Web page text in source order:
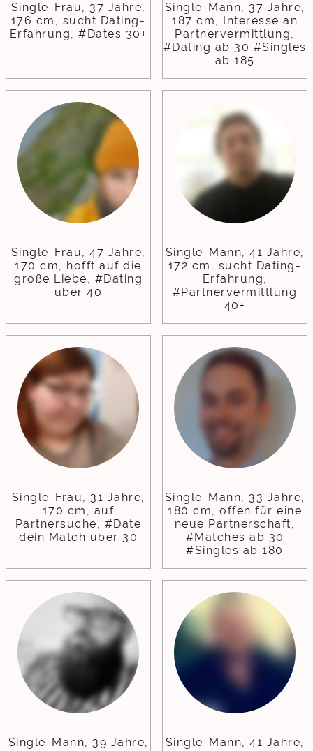
Single-Frau, 37 Jahre,
176 cm, sucht Dating-
Erfahrung, #Dates 30+
Single-Mann, 37 Jahre,
187 cm, Interesse an
Partnervermittlung,
#Dating ab 30 #Singles
ab 185
Single-Frau, 47 Jahre,
170 cm, hofft auf die
große Liebe, #Dating
über 40
Single-Mann, 41 Jahre,
172 cm, sucht Dating-
Erfahrung,
#Partnervermittlung
40+
Single-Frau, 31 Jahre,
170 cm, auf
Partnersuche, #Date
dein Match über 30
Single-Mann, 33 Jahre,
180 cm, offen für eine
neue Partnerschaft,
#Matches ab 30
#Singles ab 180
Single-Mann, 39 Jahre,
Single-Mann, 41 Jahre,